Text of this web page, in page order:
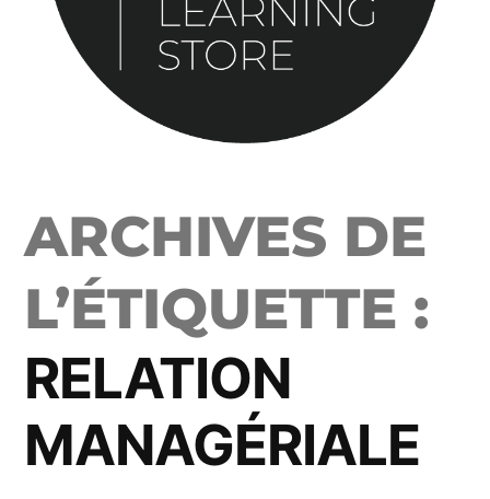
ARCHIVES DE
L’ÉTIQUETTE :
RELATION
MANAGÉRIALE